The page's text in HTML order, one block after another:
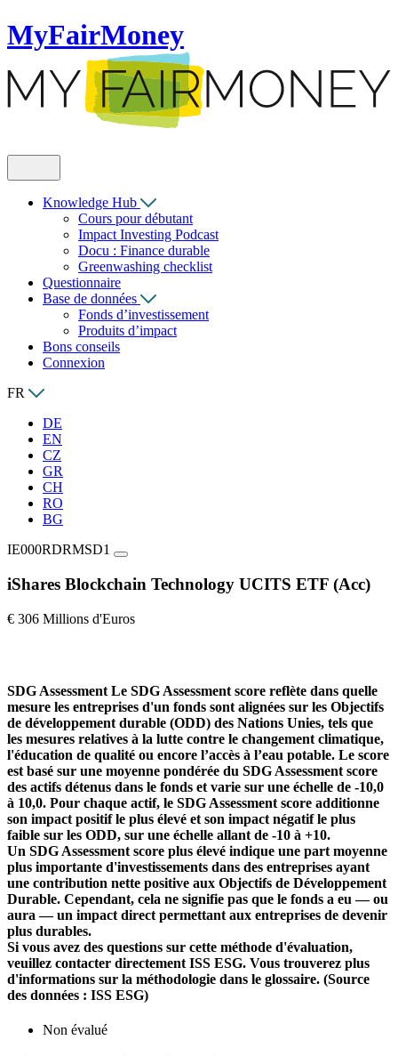
MyFairMoney
Knowledge Hub
Cours pour débutant
Impact Investing Podcast
Docu : Finance durable
Greenwashing checklist
Questionnaire
Base de données
Fonds d’investissement
Produits d’impact
Bons conseils
Connexion
FR
DE
EN
CZ
GR
CH
RO
BG
IE000RDRMSD1
iShares Blockchain Technology UCITS ETF (Acc)
€ 306 Millions d'Euros
SDG Assessment Le SDG Assessment score reflète dans quelle
mesure les entreprises d'un fonds sont alignées sur les Objectifs
de développement durable (ODD) des Nations Unies, tels que
les mesures relatives à la lutte contre le changement climatique,
l'éducation de qualité ou encore l’accès à l’eau potable. Le score
est basé sur une moyenne pondérée du SDG Assessment score
des actifs détenus dans le fonds et varie sur une échelle de -10,0
à 10,0. Pour chaque actif, le SDG Assessment score additionne
son impact positif le plus élevé et son impact négatif le plus
faible sur les ODD, sur une échelle allant de -10 à +10.
Un SDG Assessment score plus élevé indique une part moyenne
plus importante d'investissements dans des entreprises ayant
une contribution nette positive aux Objectifs de Développement
Durable. Cependant, cela ne signifie pas que le fonds a eu — ou
aura — un impact direct permettant aux entreprises de devenir
plus durables.
Si vous avez des questions sur cette méthode d'évaluation,
veuillez contacter directement ISS ESG. Vous trouverez plus
d'informations sur la méthodologie dans le glossaire. (Source
des données : ISS ESG)
Non évalué